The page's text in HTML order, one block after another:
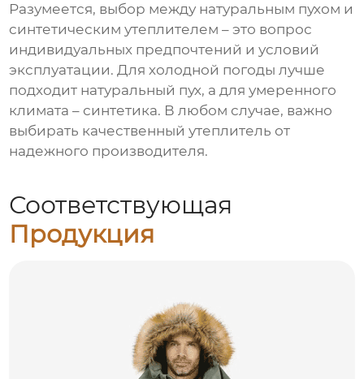
Разумеется, выбор между натуральным пухом и
синтетическим утеплителем – это вопрос
индивидуальных предпочтений и условий
эксплуатации. Для холодной погоды лучше
подходит натуральный пух, а для умеренного
климата – синтетика. В любом случае, важно
выбирать качественный утеплитель от
надежного производителя.
Соответствующая
Продукция